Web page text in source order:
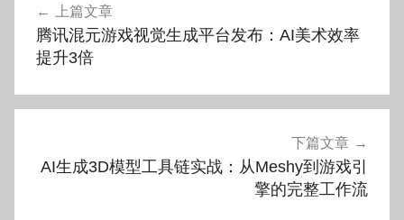
导
航
上篇文章
腾讯混元游戏视觉生成平台发布：AI美术效率
提升3倍
下篇文章
AI生成3D模型工具链实战：从Meshy到游戏引
擎的完整工作流